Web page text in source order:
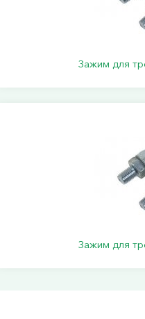
Зажим для
Зажим для